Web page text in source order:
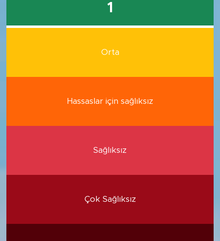
1
Orta
Hassaslar için sağlıksız
Sağlıksız
Çok Sağlıksız